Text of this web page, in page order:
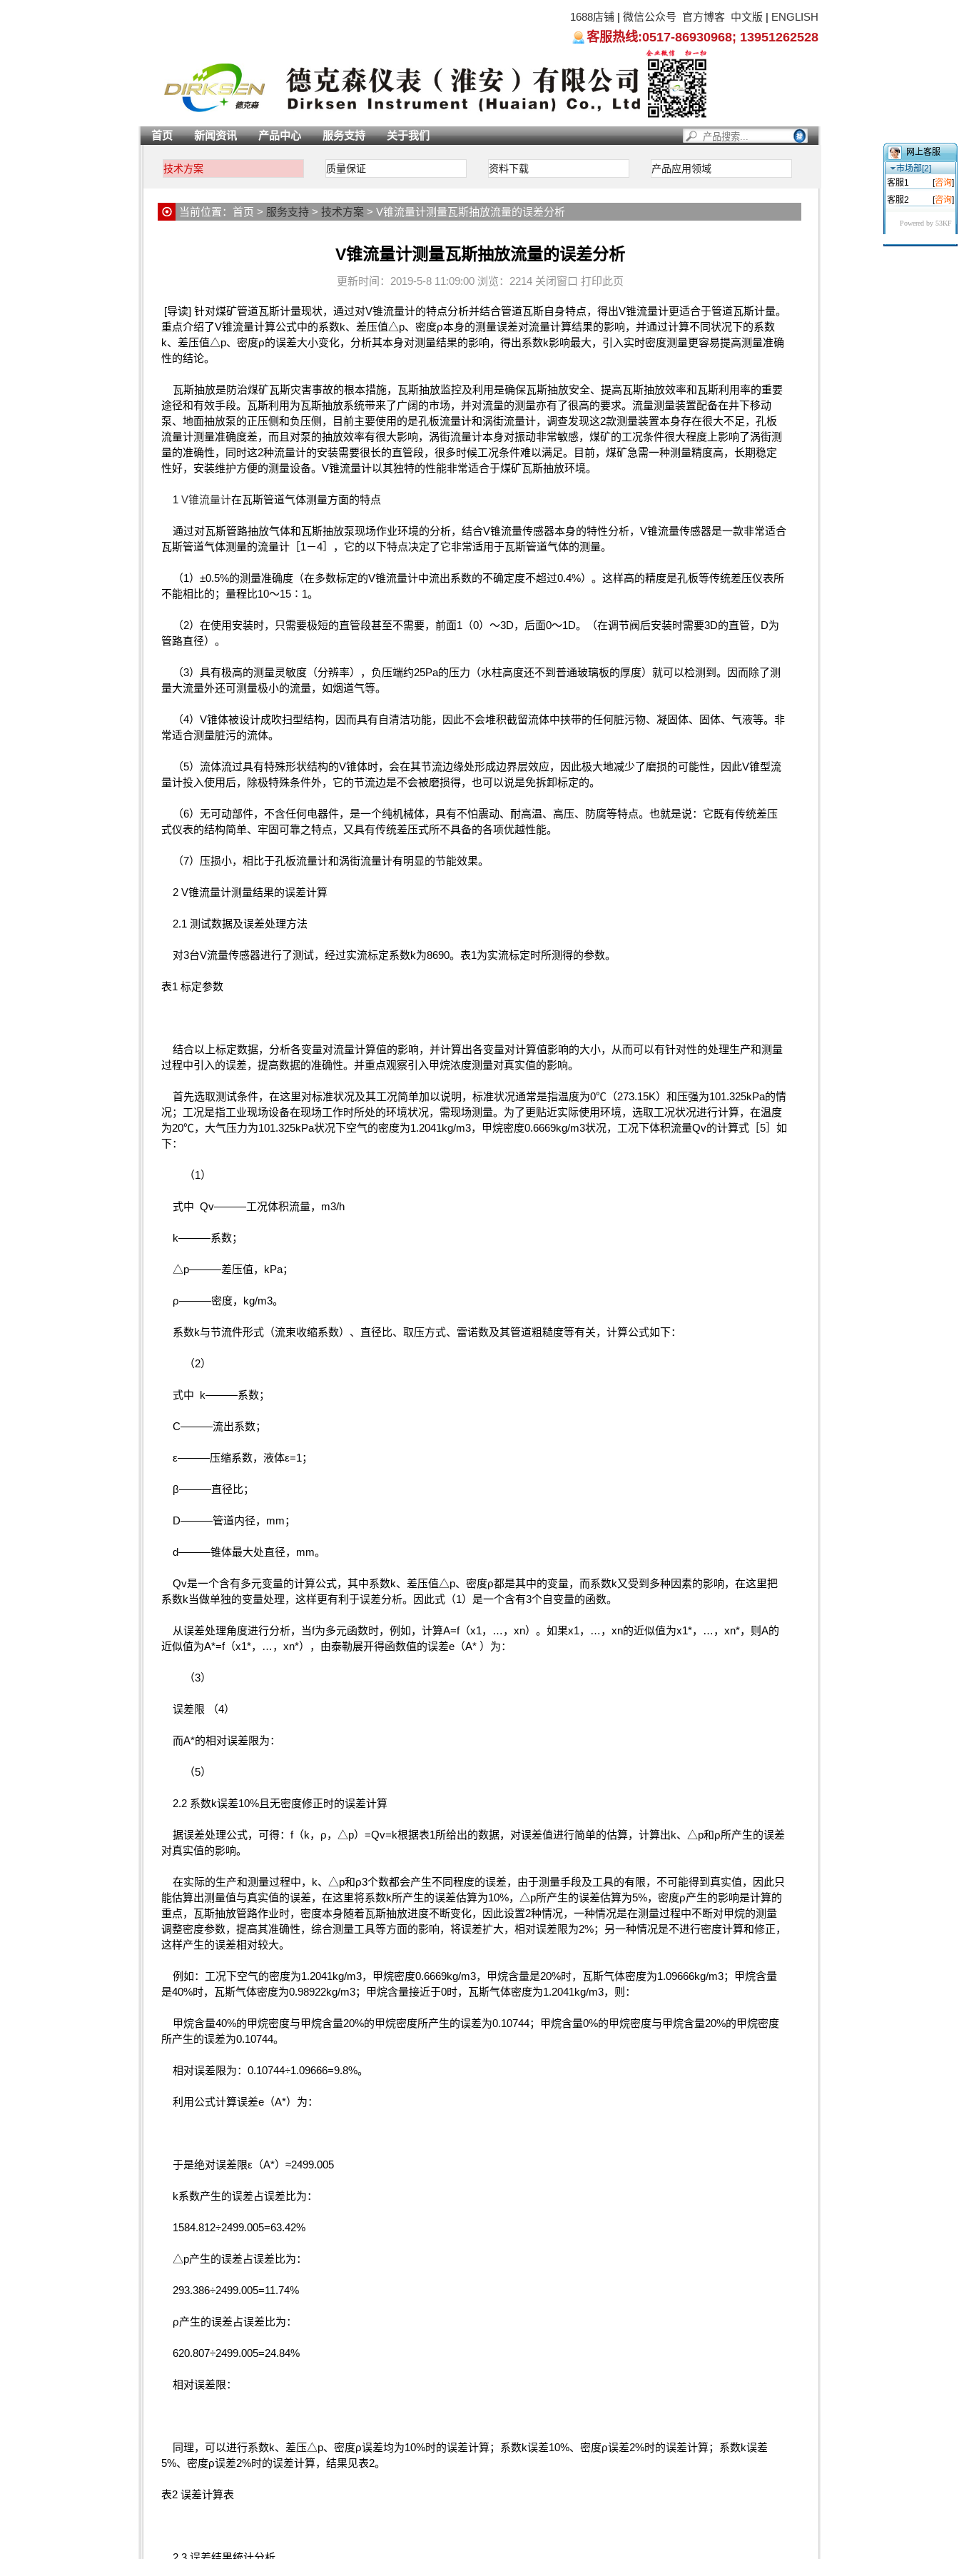
1688店铺 | 微信公众号 官方博客 中文版 | ENGLISH
客服热线:0517-86930968; 13951262528
首页 新闻资讯 产品中心 服务支持 关于我们
技术方案 质量保证 资料下载 产品应用领域
当前位置： 首页 > 服务支持 > 技术方案 > V锥流量计测量瓦斯抽放流量的误差分析
V锥流量计测量瓦斯抽放流量的误差分析
更新时间：2019-5-8 11:09:00 浏览：2214 关闭窗口 打印此页
[导读] 针对煤矿管道瓦斯计量现状，通过对V锥流量计的特点分析并结合管道瓦斯自身特点，得出V锥流量计更适合于管道瓦斯计量。
重点介绍了V锥流量计算公式中的系数k、差压值△p、密度ρ本身的测量误差对流量计算结果的影响，并通过计算不同状况下的系数
k、差压值△p、密度ρ的误差大小变化，分析其本身对测量结果的影响，得出系数k影响最大，引入实时密度测量更容易提高测量准确
性的结论。
瓦斯抽放是防治煤矿瓦斯灾害事故的根本措施，瓦斯抽放监控及利用是确保瓦斯抽放安全、提高瓦斯抽放效率和瓦斯利用率的重要
途径和有效手段。瓦斯利用为瓦斯抽放系统带来了广阔的市场，并对流量的测量亦有了很高的要求。流量测量装置配备在井下移动
泵、地面抽放泵的正压侧和负压侧，目前主要使用的是孔板流量计和涡街流量计，调查发现这2款测量装置本身存在很大不足，孔板
流量计测量准确度差，而且对泵的抽放效率有很大影响，涡街流量计本身对振动非常敏感，煤矿的工况条件很大程度上影响了涡街测
量的准确性，同时这2种流量计的安装需要很长的直管段，很多时候工况条件难以满足。目前，煤矿急需一种测量精度高，长期稳定
性好，安装维护方便的测量设备。V锥流量计以其独特的性能非常适合于煤矿瓦斯抽放环境。
1 V锥流量计在瓦斯管道气体测量方面的特点
通过对瓦斯管路抽放气体和瓦斯抽放泵现场作业环境的分析，结合V锥流量传感器本身的特性分析，V锥流量传感器是一款非常适合
瓦斯管道气体测量的流量计［1－4］，它的以下特点决定了它非常适用于瓦斯管道气体的测量。
（1）±0.5%的测量准确度（在多数标定的V锥流量计中流出系数的不确定度不超过0.4%）。这样高的精度是孔板等传统差压仪表所
不能相比的；量程比10～15∶1。
（2）在使用安装时，只需要极短的直管段甚至不需要，前面1（0）～3D，后面0～1D。（在调节阀后安装时需要3D的直管，D为
管路直径）。
（3）具有极高的测量灵敏度（分辨率），负压端约25Pa的压力（水柱高度还不到普通玻璃板的厚度）就可以检测到。因而除了测
量大流量外还可测量极小的流量，如烟道气等。
（4）V锥体被设计成吹扫型结构，因而具有自清洁功能，因此不会堆积截留流体中挟带的任何脏污物、凝固体、固体、气液等。非
常适合测量脏污的流体。
（5）流体流过具有特殊形状结构的V锥体时，会在其节流边缘处形成边界层效应，因此极大地减少了磨损的可能性，因此V锥型流
量计投入使用后，除极特殊条件外，它的节流边是不会被磨损得，也可以说是免拆卸标定的。
（6）无可动部件，不含任何电器件，是一个纯机械体，具有不怕震动、耐高温、高压、防腐等特点。也就是说：它既有传统差压
式仪表的结构简单、牢固可靠之特点，又具有传统差压式所不具备的各项优越性能。
（7）压损小，相比于孔板流量计和涡街流量计有明显的节能效果。
2 V锥流量计测量结果的误差计算
2.1 测试数据及误差处理方法
对3台V流量传感器进行了测试，经过实流标定系数k为8690。表1为实流标定时所测得的参数。
表1 标定参数
结合以上标定数据，分析各变量对流量计算值的影响，并计算出各变量对计算值影响的大小，从而可以有针对性的处理生产和测量
过程中引入的误差，提高数据的准确性。并重点观察引入甲烷浓度测量对真实值的影响。
首先选取测试条件，在这里对标准状况及其工况简单加以说明，标准状况通常是指温度为0℃（273.15K）和压强为101.325kPa的情
况；工况是指工业现场设备在现场工作时所处的环境状况，需现场测量。为了更贴近实际使用环境，选取工况状况进行计算，在温度
为20℃，大气压力为101.325kPa状况下空气的密度为1.2041kg/m3，甲烷密度0.6669kg/m3状况，工况下体积流量Qv的计算式［5］如
下：
（1）
式中 Qv———工况体积流量，m3/h
k———系数；
△p———差压值，kPa；
ρ———密度，kg/m3。
系数k与节流件形式（流束收缩系数）、直径比、取压方式、雷诺数及其管道粗糙度等有关，计算公式如下：
（2）
式中 k———系数；
C———流出系数；
ε———压缩系数，液体ε=1；
β———直径比；
D———管道内径，mm；
d———锥体最大处直径，mm。
Qv是一个含有多元变量的计算公式，其中系数k、差压值△p、密度ρ都是其中的变量，而系数k又受到多种因素的影响，在这里把
系数k当做单独的变量处理，这样更有利于误差分析。因此式（1）是一个含有3个自变量的函数。
从误差处理角度进行分析，当f为多元函数时，例如，计算A=f（x1，…，xn）。如果x1，…，xn的近似值为x1*，…，xn*，则A的
近似值为A*=f（x1*，…，xn*），由泰勒展开得函数值的误差e（A* ）为：
（3）
误差限 （4）
而A*的相对误差限为：
（5）
2.2 系数k误差10%且无密度修正时的误差计算
据误差处理公式，可得：f（k，ρ，△p）=Qv=k根据表1所给出的数据，对误差值进行简单的估算，计算出k、△p和ρ所产生的误差
对真实值的影响。
在实际的生产和测量过程中，k、△p和ρ3个数都会产生不同程度的误差，由于测量手段及工具的有限，不可能得到真实值，因此只
能估算出测量值与真实值的误差，在这里将系数k所产生的误差估算为10%，△p所产生的误差估算为5%，密度ρ产生的影响是计算的
重点，瓦斯抽放管路作业时，密度本身随着瓦斯抽放进度不断变化，因此设置2种情况，一种情况是在测量过程中不断对甲烷的测量
调整密度参数，提高其准确性，综合测量工具等方面的影响，将误差扩大，相对误差限为2%；另一种情况是不进行密度计算和修正，
这样产生的误差相对较大。
例如：工况下空气的密度为1.2041kg/m3，甲烷密度0.6669kg/m3，甲烷含量是20%时，瓦斯气体密度为1.09666kg/m3；甲烷含量
是40%时，瓦斯气体密度为0.98922kg/m3；甲烷含量接近于0时，瓦斯气体密度为1.2041kg/m3，则：
甲烷含量40%的甲烷密度与甲烷含量20%的甲烷密度所产生的误差为0.10744；甲烷含量0%的甲烷密度与甲烷含量20%的甲烷密度
所产生的误差为0.10744。
相对误差限为：0.10744÷1.09666=9.8%。
利用公式计算误差e（A*）为：
于是绝对误差限ε（A*）≈2499.005
k系数产生的误差占误差比为：
1584.812÷2499.005=63.42%
△p产生的误差占误差比为：
293.386÷2499.005=11.74%
ρ产生的误差占误差比为：
620.807÷2499.005=24.84%
相对误差限：
同理，可以进行系数k、差压△p、密度ρ误差均为10%时的误差计算；系数k误差10%、密度ρ误差2%时的误差计算；系数k误差
5%、密度ρ误差2%时的误差计算，结果见表2。
表2 误差计算表
网上客服
市场部[2]
客服1
[咨询]
客服2
[咨询]
Powered by 53KF